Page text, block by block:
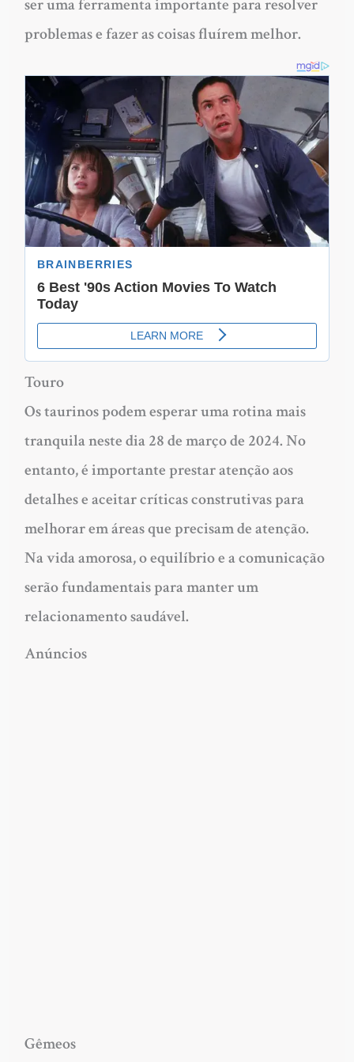
ser uma ferramenta importante para resolver
problemas e fazer as coisas fluírem melhor.
Touro
Os taurinos podem esperar uma rotina mais
tranquila neste dia 28 de março de 2024. No
entanto, é importante prestar atenção aos
detalhes e aceitar críticas construtivas para
melhorar em áreas que precisam de atenção.
Na vida amorosa, o equilíbrio e a comunicação
serão fundamentais para manter um
relacionamento saudável.
Anúncios
Gêmeos